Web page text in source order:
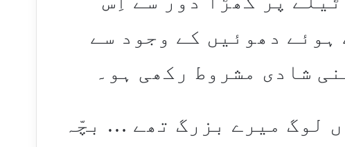
دھوئیں کے وجود سے
شادی مشروط رکھی ہو۔
لوگ میرے بزرگ تھے … بچّہ